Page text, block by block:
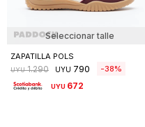
Seleccionar talle
ZAPATILLA POLS
UYU 1.290 UYU 790 38
UYU 672